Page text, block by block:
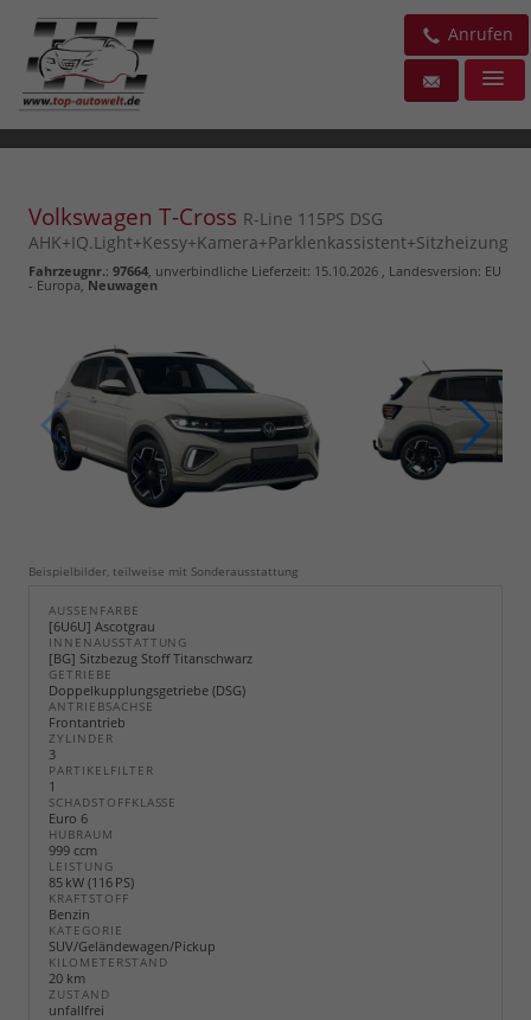
Anrufen
Volkswagen T-Cross R-Line 115PS DSG
AHK+IQ.Light+Kessy+Kamera+Parklenkassistent+Sitzheizung
Fahrzeugnr.: 97664 , unverbindliche Lieferzeit: 15.10.2026 , Landesversion: EU
- Europa,Neuwagen
Beispielbilder, teilweise mit Sonderausstattung
AUSSENFARBE
[6U6U] Ascotgrau
INNENAUSSTATTUNG
[BG] Sitzbezug Stoff Titanschwarz
GETRIEBE
Doppelkupplungsgetriebe (DSG)
ANTRIEBSACHSE
Frontantrieb
ZYLINDER
3
PARTIKELFILTER
1
SCHADSTOFFKLASSE
Euro 6
HUBRAUM
999 ccm
LEISTUNG
85 kW (116 PS)
KRAFTSTOFF
Benzin
KATEGORIE
SUV/Geländewagen/Pickup
KILOMETERSTAND
20 km
ZUSTAND
unfallfrei